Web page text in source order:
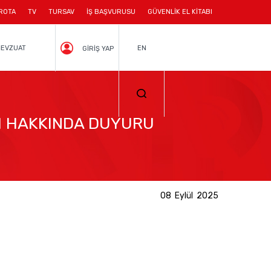
TV TURSAV İŞ BAŞVURUSU GÜVENLİK EL KİTABI
GİRİŞ YAP EN
DUYURU
08 Eylül 2025